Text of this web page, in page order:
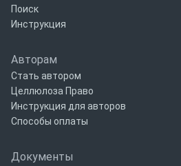
Поиск
Инструкция
Авторам
Стать автором
Целлюлоза Право
Инструкция для авторов
Способы оплаты
Документы